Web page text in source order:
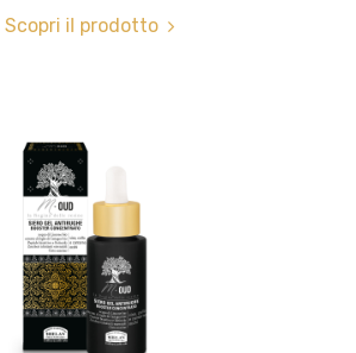
Scopri il prodotto